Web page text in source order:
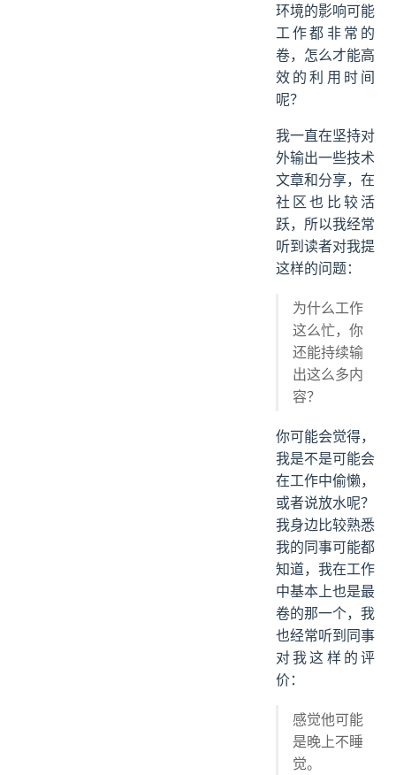
环境的影响可能
工作都非常的
卷，怎么才能高
效的利用时间
呢？
我一直在坚持对
外输出一些技术
文章和分享，在
社区也比较活
跃，所以我经常
听到读者对我提
这样的问题：
为什么工作
这么忙，你
还能持续输
出这么多内
容？
你可能会觉得，
我是不是可能会
在工作中偷懒，
或者说放水呢？
我身边比较熟悉
我的同事可能都
知道，我在工作
中基本上也是最
卷的那一个，我
也经常听到同事
对我这样的评
价：
感觉他可能
是晚上不睡
觉。